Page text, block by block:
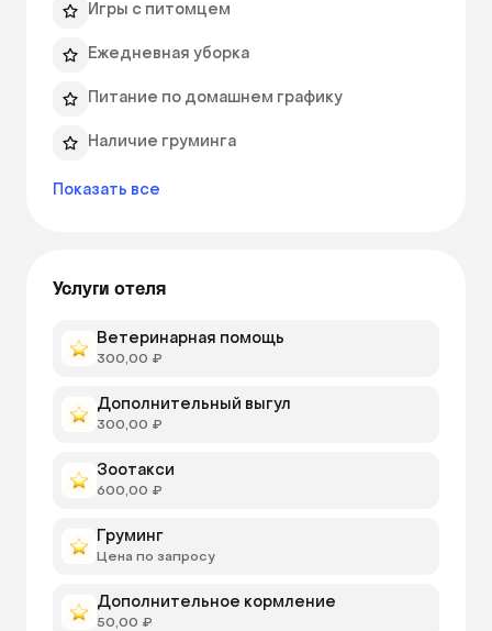
Игры с питомцем
Ежедневная уборка
Питание по домашнем графику
Наличие груминга
Показать все
Услуги отеля
Ветеринарная помощь
300,00 ₽
Дополнительный выгул
300,00 ₽
Зоотакси
600,00 ₽
Груминг
Цена по запросу
Дополнительное кормление
50,00 ₽